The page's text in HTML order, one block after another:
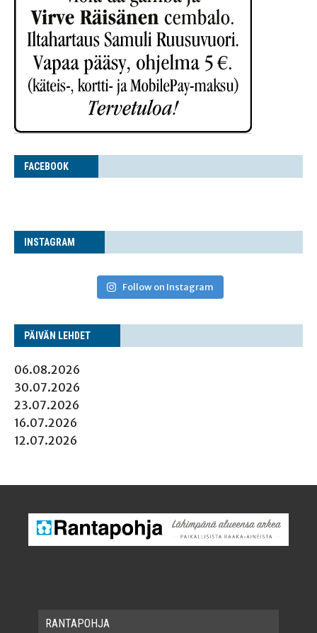
FACE­BOOK
INS­TA­GRAM
Follow on Instagram
PÄI­VÄN LEHDET
06.08.2026
30.07.2026
23.07.2026
16.07.2026
12.07.2026
RAN­TA­POH­JA